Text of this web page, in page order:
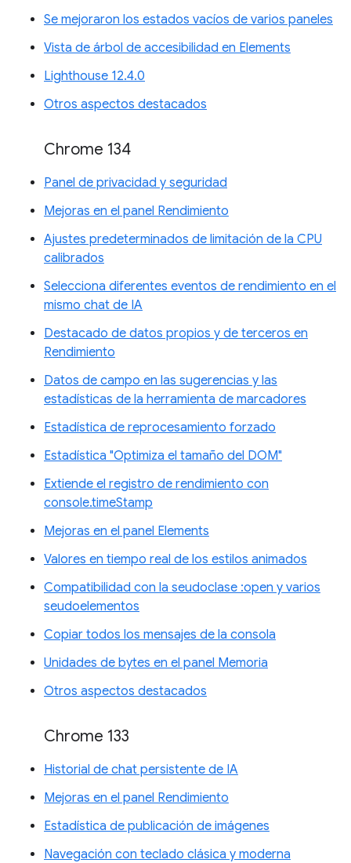
Se mejoraron los estados vacíos de varios paneles
Vista de árbol de accesibilidad en Elements
Lighthouse 12.4.0
Otros aspectos destacados
Chrome 134
Panel de privacidad y seguridad
Mejoras en el panel Rendimiento
Ajustes predeterminados de limitación de la CPU
calibrados
Selecciona diferentes eventos de rendimiento en el
mismo chat de IA
Destacado de datos propios y de terceros en
Rendimiento
Datos de campo en las sugerencias y las
estadísticas de la herramienta de marcadores
Estadística de reprocesamiento forzado
Estadística "Optimiza el tamaño del DOM"
Extiende el registro de rendimiento con
console.timeStamp
Mejoras en el panel Elements
Valores en tiempo real de los estilos animados
Compatibilidad con la seudoclase :open y varios
seudoelementos
Copiar todos los mensajes de la consola
Unidades de bytes en el panel Memoria
Otros aspectos destacados
Chrome 133
Historial de chat persistente de IA
Mejoras en el panel Rendimiento
Estadística de publicación de imágenes
Navegación con teclado clásica y moderna